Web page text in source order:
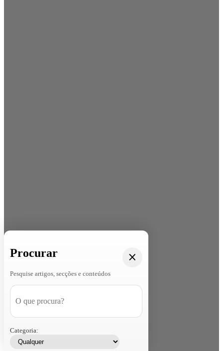
Procurar
Pesquise artigos, secções e conteúdos
Categoria: